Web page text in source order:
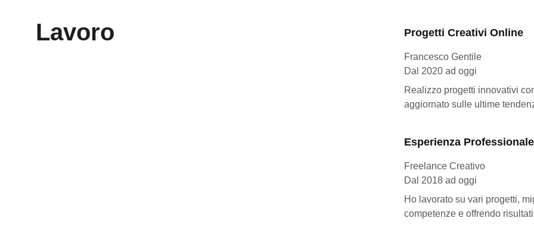
Lavoro Progetti Creativi Online
Francesco Gentile
Dal 2020 ad oggi
Realizzo progetti innovativi
aggiornato sulle ultime
Esperienza Professionale
Freelance Creativo
Dal 2018 ad oggi
Ho lavorato su vari progetti,
competenze e offrendo